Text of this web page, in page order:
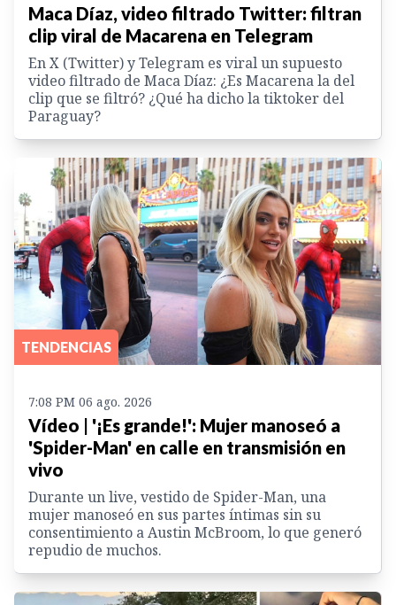
Maca Díaz, video filtrado Twitter: filtran
clip viral de Macarena en Telegram
En X (Twitter) y Telegram es viral un supuesto
video filtrado de Maca Díaz: ¿Es Macarena la del
clip que se filtró? ¿Qué ha dicho la tiktoker del
Paraguay?
TENDENCIAS
7:08 PM 06 ago. 2026
Vídeo | '¡Es grande!': Mujer manoseó a
'Spider-Man' en calle en transmisión en
vivo
Durante un live, vestido de Spider-Man, una
mujer manoseó en sus partes íntimas sin su
consentimiento a Austin McBroom, lo que generó
repudio de muchos.